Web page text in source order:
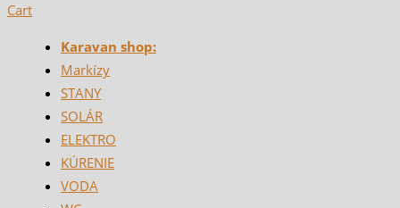
Cart
Karavan shop:
Markízy
STANY
SOLÁR
ELEKTRO
KÚRENIE
VODA